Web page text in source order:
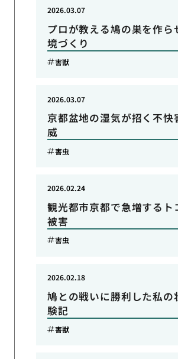
プロが教える鳩の巣を作ら
境づくり
2026.03.07
害獣
京都盆地の湿気が招く不快
威
2026.03.07
害虫
観光都市京都で急増するト
被害
2026.02.24
害虫
鳩との戦いに勝利した私の
験記
2026.02.18
害獣